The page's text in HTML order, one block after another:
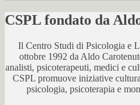
CSPL fondato da
Il Centro Studi di Psicologia e
ottobre 1992 da Aldo
analisti, psicoterapeuti, medici e
CSPL promuove iniziative
psicologia, psicoterapia e